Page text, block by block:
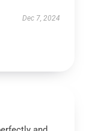
Dec 7, 2024